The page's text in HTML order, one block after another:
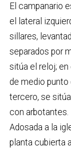
El campanario
el lateral
sillares,
separados por
sitúa el reloj;
de medio punto
tercero, se
con arbotantes.
Adosada a la
planta cubierta